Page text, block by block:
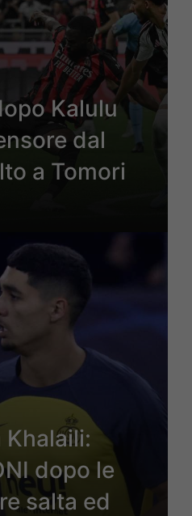
Kalulu
dal
a Tomori
Khalaili:
dopo le
salta ed